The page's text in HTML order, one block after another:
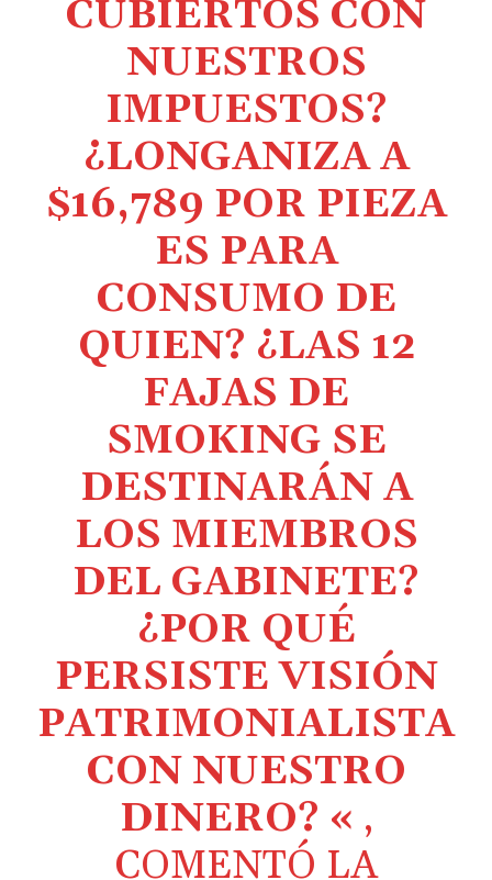
CUBIERTOS CON
NUESTROS
IMPUESTOS?
¿LONGANIZA A
$16,789 POR PIEZA
ES PARA
CONSUMO DE
QUIEN? ¿LAS 12
FAJAS DE
SMOKING SE
DESTINARÁN A
LOS MIEMBROS
DEL GABINETE?
¿POR QUÉ
PERSISTE VISIÓN
PATRIMONIALISTA
CON NUESTRO
DINERO? « ,
COMENTÓ LA